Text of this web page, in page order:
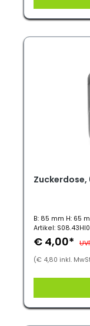
Zuckerdose,
B: 85 mm H: 65
Artikel:
€ 4,00*
(€ 4,80 inkl.